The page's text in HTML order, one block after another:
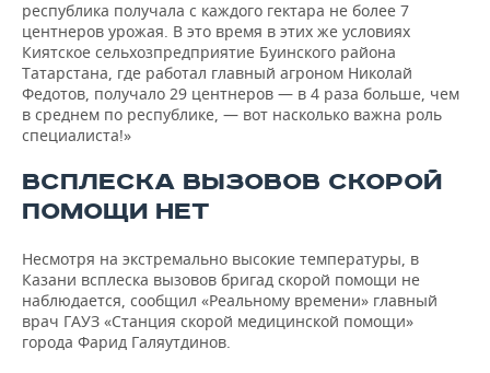
республика получала с каждого гектара не более 7
центнеров урожая. В это время в этих же условиях
Киятское сельхозпредприятие Буинского района
Татарстана, где работал главный агроном Николай
Федотов, получало 29 центнеров — в 4 раза больше, чем
в среднем по республике, — вот насколько важна роль
специалиста!»
ВСПЛЕСКА ВЫЗОВОВ СКОРОЙ
ПОМОЩИ НЕТ
Несмотря на экстремально высокие температуры, в
Казани всплеска вызовов бригад скорой помощи не
наблюдается, сообщил «Реальному времени» главный
врач ГАУЗ «Станция скорой медицинской помощи»
города Фарид Галяутдинов.